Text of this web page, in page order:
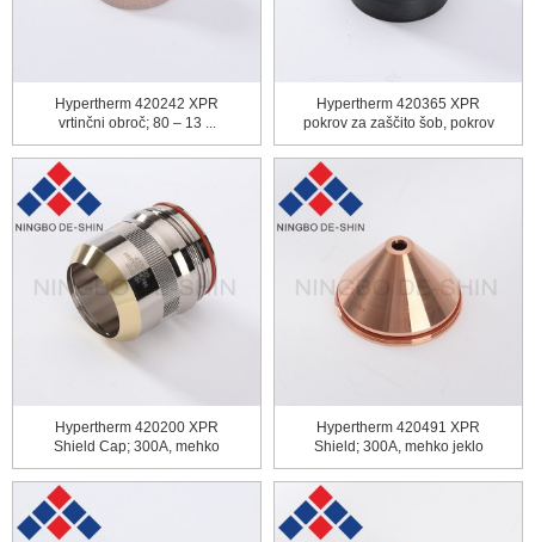
Hypertherm 420242 XPR
vrtinčni obroč; 80 – 13 ...
Hypertherm 420365 XPR
pokrov za zaščito šob, pokrov
RET
Hypertherm 420200 XPR
Shield Cap; 300A, mehko
jeklo
Hypertherm 420491 XPR
Shield; 300A, mehko jeklo